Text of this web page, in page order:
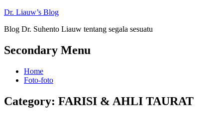
Dr. Liauw’s Blog
Blog Dr. Suhento Liauw tentang segala sesuatu
Secondary Menu
Home
Foto-foto
Category: FARISI & AHLI TAURAT